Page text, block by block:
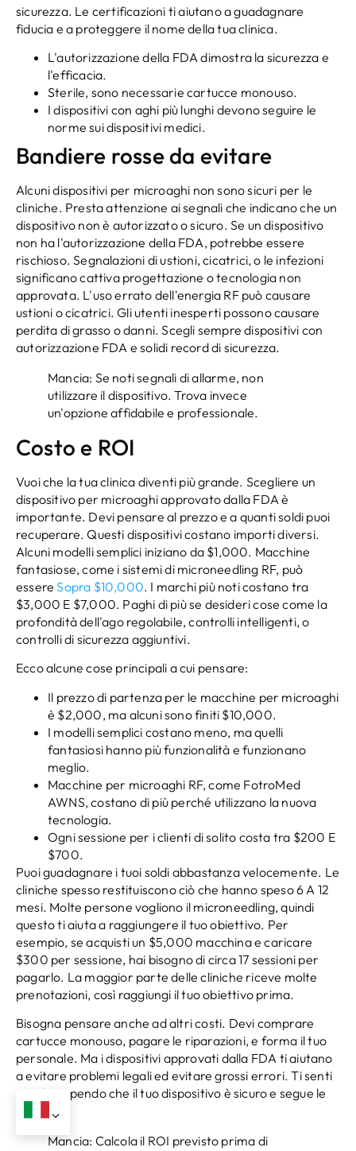
sicurezza. Le certificazioni ti aiutano a guadagnare
fiducia e a proteggere il nome della tua clinica.
L'autorizzazione della FDA dimostra la sicurezza e
l'efficacia.
Sterile, sono necessarie cartucce monouso.
I dispositivi con aghi più lunghi devono seguire le
norme sui dispositivi medici.
Bandiere rosse da evitare
Alcuni dispositivi per microaghi non sono sicuri per le
cliniche. Presta attenzione ai segnali che indicano che un
dispositivo non è autorizzato o sicuro. Se un dispositivo
non ha l'autorizzazione della FDA, potrebbe essere
rischioso. Segnalazioni di ustioni, cicatrici, o le infezioni
significano cattiva progettazione o tecnologia non
approvata. L'uso errato dell'energia RF può causare
ustioni o cicatrici. Gli utenti inesperti possono causare
perdita di grasso o danni. Scegli sempre dispositivi con
autorizzazione FDA e solidi record di sicurezza.
Mancia: Se noti segnali di allarme, non
utilizzare il dispositivo. Trova invece
un'opzione affidabile e professionale.
Costo e ROI
Vuoi che la tua clinica diventi più grande. Scegliere un
dispositivo per microaghi approvato dalla FDA è
importante. Devi pensare al prezzo e a quanti soldi puoi
recuperare. Questi dispositivi costano importi diversi.
Alcuni modelli semplici iniziano da $1,000. Macchine
fantasiose, come i sistemi di microneedling RF, può
essereSopra $10,000. I marchi più noti costano tra
$3,000 E $7,000. Paghi di più se desideri cose come la
profondità dell'ago regolabile, controlli intelligenti, o
controlli di sicurezza aggiuntivi.
Ecco alcune cose principali a cui pensare:
Il prezzo di partenza per le macchine per microaghi
è $2,000, ma alcuni sono finiti $10,000.
I modelli semplici costano meno, ma quelli
fantasiosi hanno più funzionalità e funzionano
meglio.
Macchine per microaghi RF, come FotroMed
AWNS, costano di più perché utilizzano la nuova
tecnologia.
Ogni sessione per i clienti di solito costa tra $200 E
$700.
Puoi guadagnare i tuoi soldi abbastanza velocemente. Le
cliniche spesso restituiscono ciò che hanno speso 6 A 12
mesi. Molte persone vogliono il microneedling, quindi
questo ti aiuta a raggiungere il tuo obiettivo. Per
esempio, se acquisti un $5,000 macchina e caricare
$300 per sessione, hai bisogno di circa 17 sessioni per
pagarlo. La maggior parte delle cliniche riceve molte
prenotazioni, così raggiungi il tuo obiettivo prima.
Bisogna pensare anche ad altri costi. Devi comprare
cartucce monouso, pagare le riparazioni, e forma il tuo
personale. Ma i dispositivi approvati dalla FDA ti aiutano
a evitare problemi legali ed evitare grossi errori. Ti senti
meglio sapendo che il tuo dispositivo è sicuro e segue le
regole.
Mancia: Calcola il ROI previsto prima di